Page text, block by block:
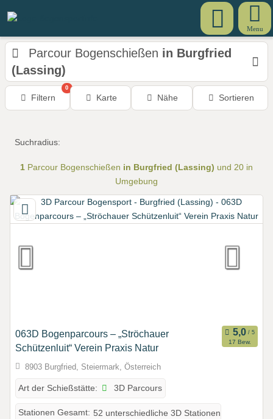
Menu
Parcour Bogenschießen in Burgfried
(Lassing)
Filtern
0
Karte Nähe Sortieren
Suchradius:
1 Parcour Bogenschießen in Burgfried (Lassing) und 20 in
Umgebung
063D Bogenparcours – „Ströchauer
Schützenluit“ Verein Praxis Natur
17 Bew.
8903 Burgfried, Steiermark, Österreich
Art der Schießstätte: 3D Parcours
Stationen Gesamt: 52 unterschiedliche 3D Stationen